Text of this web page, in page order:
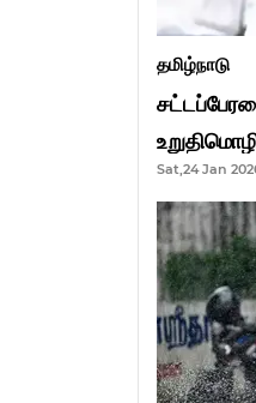
தமிழ்நாடு
Sat,24 Jan